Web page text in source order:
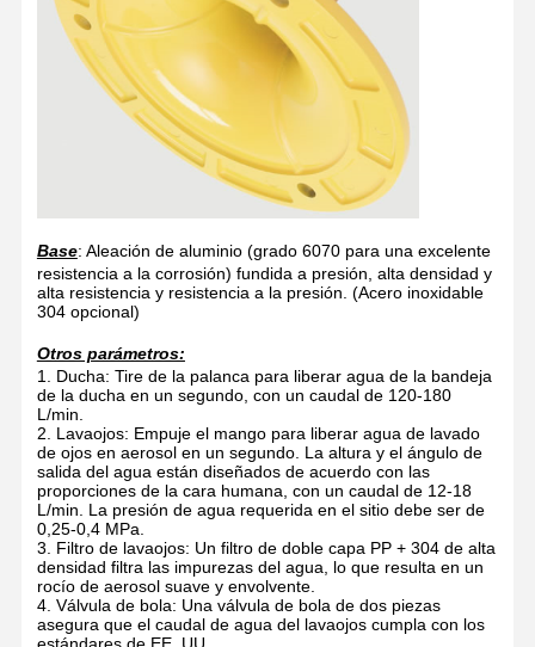
Base: Aleación de aluminio (grado 6070 para una excelente
resistencia a la corrosión) fundida a presión, alta densidad y
alta resistencia y resistencia a la presión. (Acero inoxidable
304 opcional)
Otros parámetros:
1. Ducha: Tire de la palanca para liberar agua de la bandeja
de la ducha en un segundo, con un caudal de 120-180
L/min.
2. Lavaojos: Empuje el mango para liberar agua de lavado
de ojos en aerosol en un segundo. La altura y el ángulo de
salida del agua están diseñados de acuerdo con las
proporciones de la cara humana, con un caudal de 12-18
L/min. La presión de agua requerida en el sitio debe ser de
0,25-0,4 MPa.
3. Filtro de lavaojos: Un filtro de doble capa PP + 304 de alta
densidad filtra las impurezas del agua, lo que resulta en un
rocío de aerosol suave y envolvente.
4. Válvula de bola: Una válvula de bola de dos piezas
asegura que el caudal de agua del lavaojos cumpla con los